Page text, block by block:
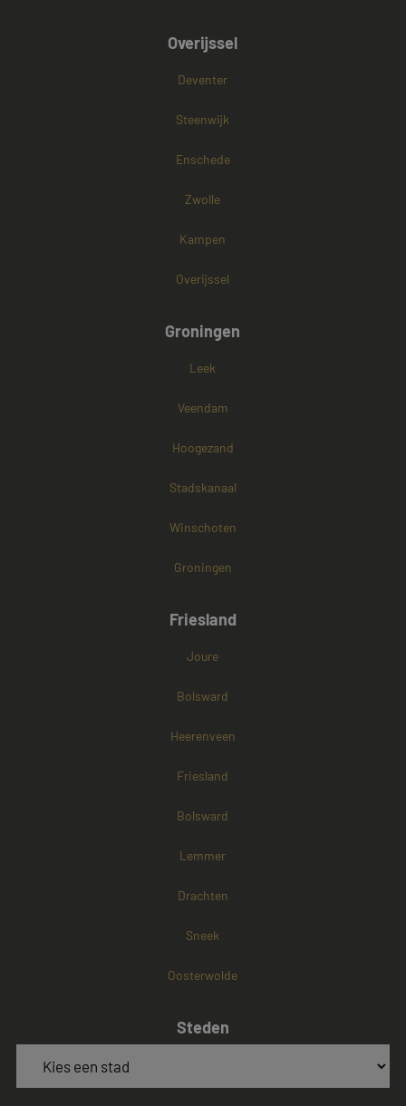
Overijssel
Deventer
Steenwijk
Enschede
Zwolle
Kampen
Overijssel
Groningen
Leek
Veendam
Hoogezand
Stadskanaal
Winschoten
Groningen
Friesland
Joure
Bolsward
Heerenveen
Friesland
Bolsward
Lemmer
Drachten
Sneek
Oosterwolde
Steden